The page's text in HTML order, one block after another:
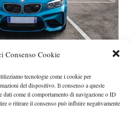
Consenso Cookie
tecnologie come i cookie per
del dispositivo. Il consenso a queste
dati come il comportamento di navigazione o ID
o ritirare il consenso può influire negativamente
è una pratica sempre più